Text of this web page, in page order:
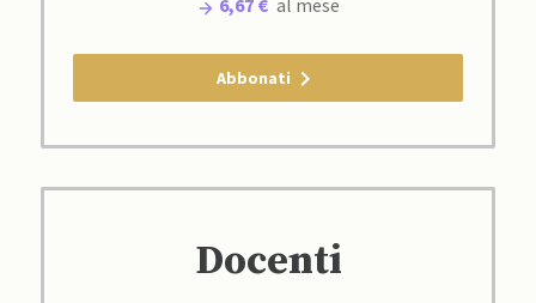
6,67 € al mese
Abbonati
Docenti